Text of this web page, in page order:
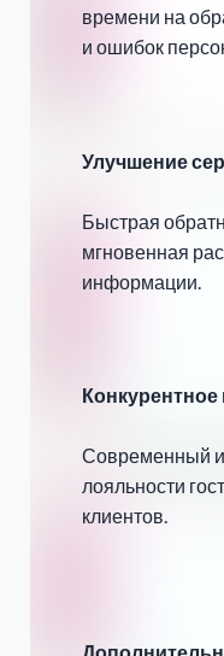
Современный
лояльности
клиентов.
Улучшение
Быстрая
мгновенная
информации.
времени на
и ошибок